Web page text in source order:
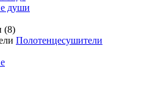
души
(8)
Полотенцесушители